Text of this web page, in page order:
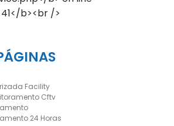
Facility
Cftv
24 Horas